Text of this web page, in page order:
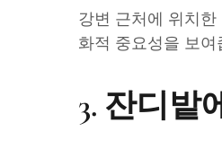
강변 근처에 위치
화적 중요성을 보
3. 잔디밭